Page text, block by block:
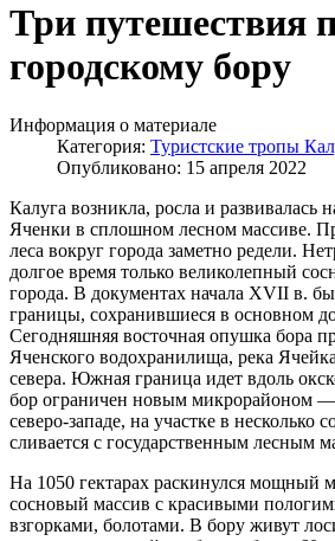
Три путешествия
городскому бору
Информация о материале
Категория: Туристские тропы
Опубликовано: 15 апреля 2022
Калуга возникла, росла и развивалась
Яченки в сплошном лесном массиве.
леса вокруг города заметно редели.
долгое время только великолепный
города. В документах начала XVII в.
границы, сохранившиеся в основном
Сегодняшняя восточная опушка бора
Яченского водохранилища, река
севера. Южная граница идет вдоль
бор ограничен новым микрорайоном
северо-западе, на участке в несколько
сливается с государственным лесным
На 1050 гектарах раскинулся мощный
сосновый массив с красивыми
взгорками, болотами. В бору живут